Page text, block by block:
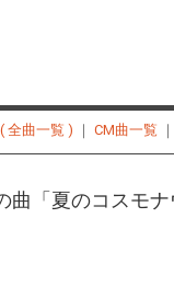
全曲一覧 ) ｜ CM曲一覧 ｜
「夏のコスモ